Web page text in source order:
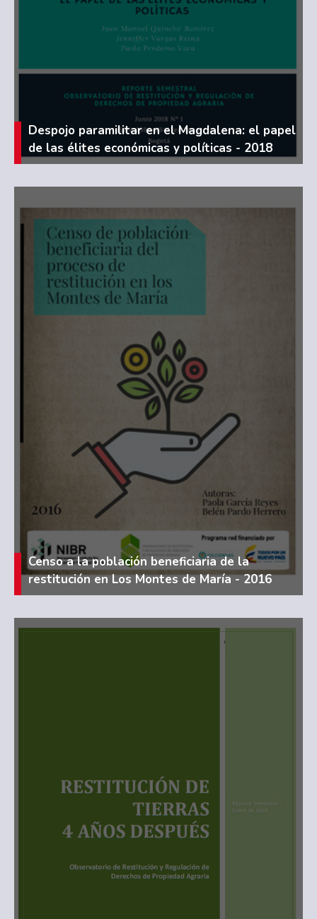
Despojo paramilitar en el Magdalena: el papel
de las élites económicas y políticas - 2018
Censo a la población beneficiaria de la
restitución en Los Montes de María - 2016